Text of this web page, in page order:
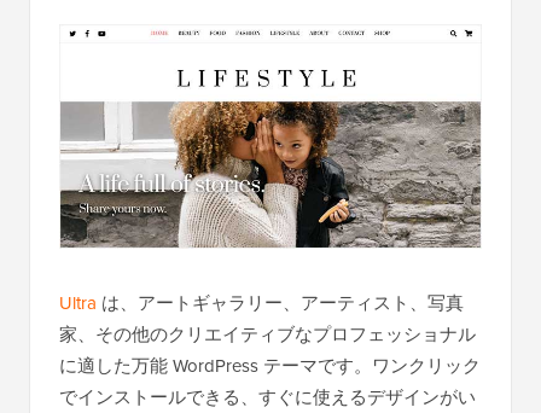
Ultra は、アートギャラリー、アーティスト、写真
家、その他のクリエイティブなプロフェッショナル
に適した万能 WordPress テーマです。ワンクリック
でインストールできる、すぐに使えるデザインがい